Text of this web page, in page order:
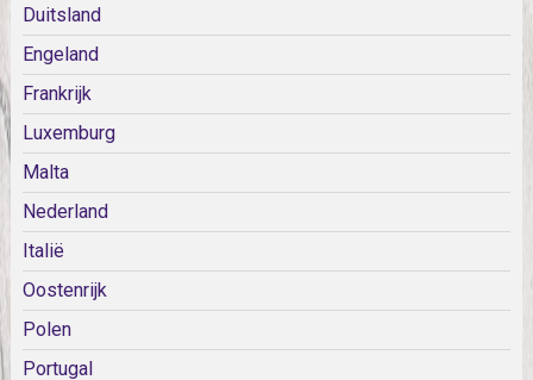
Duitsland
Engeland
Frankrijk
Luxemburg
Malta
Nederland
Italië
Oostenrijk
Polen
Portugal